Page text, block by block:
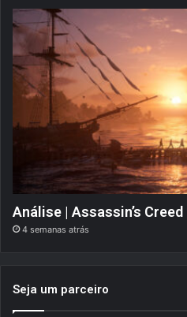
Análise | Assassin’s
4 semanas atrás
Seja um parceiro